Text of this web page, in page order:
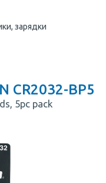
зарядки
CR2032-BP5
5pc pack